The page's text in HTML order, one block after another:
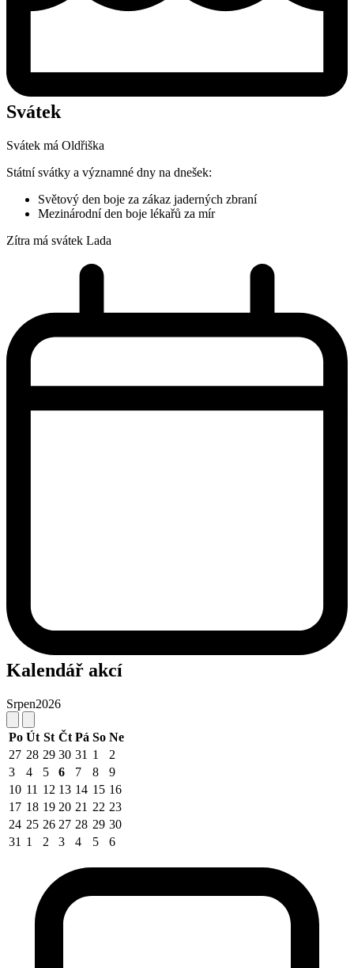
Svátek
Svátek má Oldřiška
Státní svátky a významné dny na dnešek:
Světový den boje za zákaz jaderných zbraní
Mezinárodní den boje lékařů za mír
Zítra má svátek Lada
Kalendář akcí
Srpen2026
Po Út St Čt Pá So Ne
27 28 29 30 31 1
2
3
4 5 6 7 8
9
10 11 12 13 14 15 16
17 18 19 20 21 22 23
24 25 26 27 28 29 30
31 1 2 3 4 5 6